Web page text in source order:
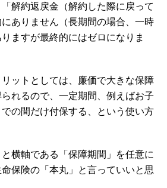
解約返戻金（解約した際に戻って
ありません（長期間の場合、一時
ますが最終的にはゼロになりま
ットとしては、廉価で大きな保障
れるので、一定期間、例えばお子
の間だけ付保する、という使い方
横軸である「保障期間」を任意に
保険の「本丸」と言っていいと思